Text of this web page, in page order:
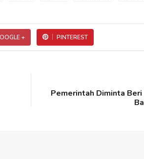
+ PINTEREST
Pemerintah Diminta